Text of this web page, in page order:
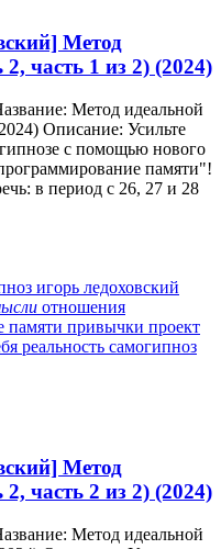
Метод
часть 1 из 2) (2024)
Метод идеальной
Описание: Усильте
с помощью нового
памяти"!
в период с 26, 27 и 28
игорь ледоховский
отношения
памяти привычки проект
реальность самогипноз
Метод
часть 2 из 2) (2024)
Метод идеальной